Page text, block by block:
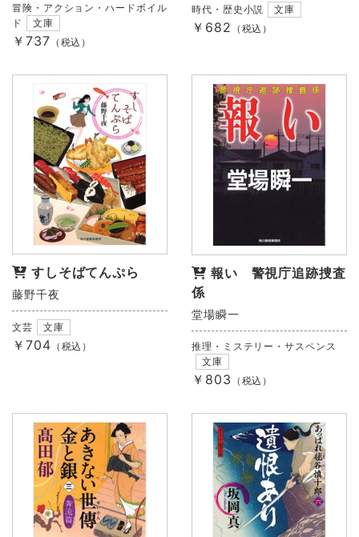
冒険・アクション・ハードボイル
ド
文庫
￥737 （税込）
時代・歴史小説 文庫
￥682 （税込）
すしそばてんぷら
藤野千夜
文芸 文庫
￥704 （税込）
報い 警視庁追跡捜査
係
堂場瞬一
推理・ミステリー・サスペンス
文庫
￥803 （税込）